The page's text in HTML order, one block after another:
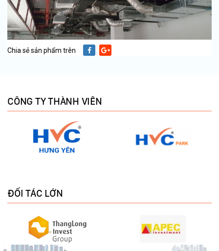
Chia sẻ sản phẩm trên
CÔNG TY THÀNH VIÊN
ĐỐI TÁC LỚN